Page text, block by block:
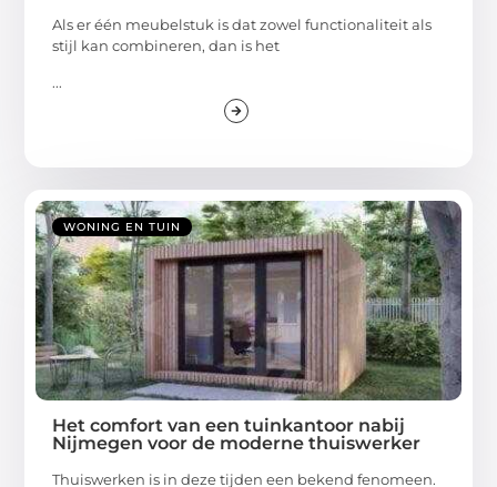
Als er één meubelstuk is dat zowel functionaliteit als
stijl kan combineren, dan is het
...
WONING EN TUIN
Het comfort van een tuinkantoor nabij
Nijmegen voor de moderne thuiswerker
Thuiswerken is in deze tijden een bekend fenomeen.